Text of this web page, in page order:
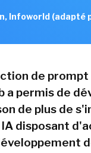
Infoworld (adapté
de
a permis de
de plus de
disposant